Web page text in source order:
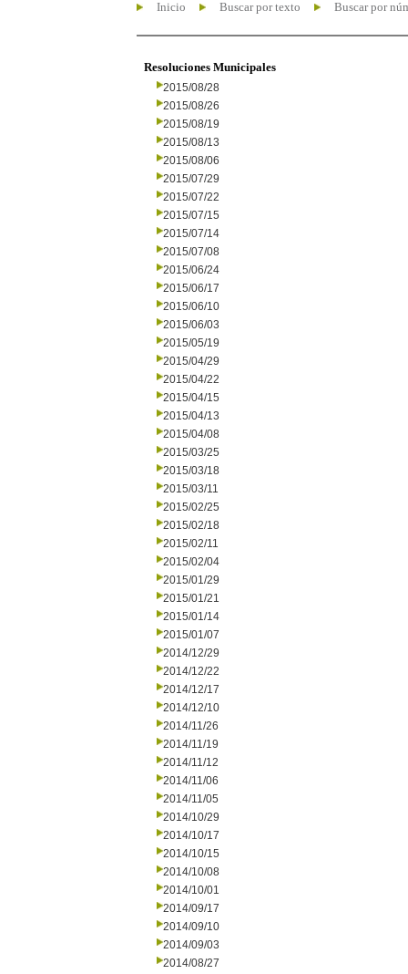
Inicio Buscar por texto Buscar por
Resoluciones Municipales
2015/08/28
2015/08/26
2015/08/19
2015/08/13
2015/08/06
2015/07/29
2015/07/22
2015/07/15
2015/07/14
2015/07/08
2015/06/24
2015/06/17
2015/06/10
2015/06/03
2015/05/19
2015/04/29
2015/04/22
2015/04/15
2015/04/13
2015/04/08
2015/03/25
2015/03/18
2015/03/11
2015/02/25
2015/02/18
2015/02/11
2015/02/04
2015/01/29
2015/01/21
2015/01/14
2015/01/07
2014/12/29
2014/12/22
2014/12/17
2014/12/10
2014/11/26
2014/11/19
2014/11/12
2014/11/06
2014/11/05
2014/10/29
2014/10/17
2014/10/15
2014/10/08
2014/10/01
2014/09/17
2014/09/10
2014/09/03
2014/08/27